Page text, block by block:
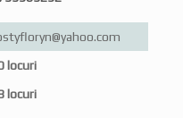
locuri
locuri